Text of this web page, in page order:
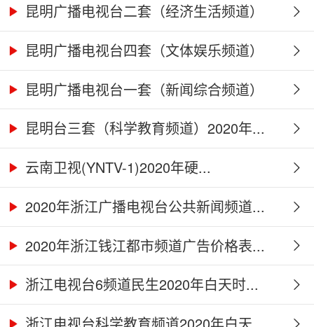
昆明广播电视台二套（经济生活频道）
2... 昆明广播电视台四套（文体娱乐频道）
2... 昆明广播电视台一套（新闻综合频道）
2... 昆明台三套（科学教育频道）2020年...
云南卫视(YNTV-1)2020年硬...
2020年浙江广播电视台公共新闻频道...
2020年浙江钱江都市频道广告价格表...
浙江电视台6频道民生2020年白天时...